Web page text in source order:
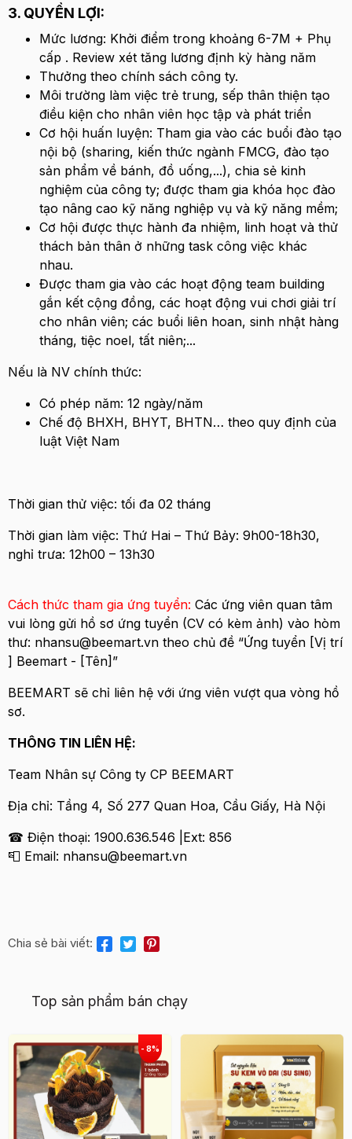
3. QUYỀN LỢI:
Mức lương: Khởi điểm trong khoảng 6-7M + Phụ
cấp . Review xét tăng lương định kỳ hàng năm
Thưởng theo chính sách công ty.
Môi trường làm việc trẻ trung, sếp thân thiện tạo
điều kiện cho nhân viên học tập và phát triển
Cơ hội huấn luyện: Tham gia vào các buổi đào tạo
nội bộ (sharing, kiến thức ngành FMCG, đào tạo
sản phẩm về bánh, đồ uống,...), chia sẻ kinh
nghiệm của công ty; được tham gia khóa học đào
tạo nâng cao kỹ năng nghiệp vụ và kỹ năng mềm;
Cơ hội được thực hành đa nhiệm, linh hoạt và thử
thách bản thân ở những task công việc khác
nhau.
Được tham gia vào các hoạt động team building
gắn kết cộng đồng, các hoạt động vui chơi giải trí
cho nhân viên; các buổi liên hoan, sinh nhật hàng
tháng, tiệc noel, tất niên;...
Nếu là NV chính thức:
Có phép năm: 12 ngày/năm
Chế độ BHXH, BHYT, BHTN… theo quy định của
luật Việt Nam
Thời gian thử việc: tối đa 02 tháng
Thời gian làm việc: Thứ Hai – Thứ Bảy: 9h00-18h30,
nghỉ trưa: 12h00 – 13h30
Cách thức tham gia ứng tuyển: Các ứng viên quan tâm
vui lòng gửi hồ sơ ứng tuyển (CV có kèm ảnh) vào hòm
thư: nhansu@beemart.vn theo chủ đề “Ứng tuyển [Vị trí
] Beemart - [Tên]”
BEEMART sẽ chỉ liên hệ với ứng viên vượt qua vòng hồ
sơ.
THÔNG TIN LIÊN HỆ:
Team Nhân sự Công ty CP BEEMART
Địa chỉ: Tầng 4, Số 277 Quan Hoa, Cầu Giấy, Hà Nội
☎ Điện thoại: 1900.636.546 |Ext: 856
📮 Email: nhansu@beemart.vn
Chia sẻ bài viết:
Top sản phẩm bán chạy